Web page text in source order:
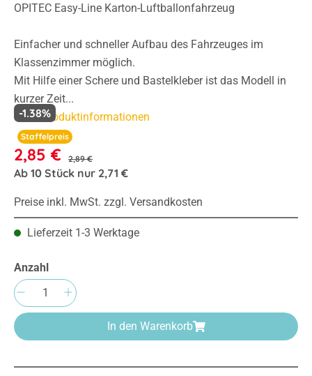
OPITEC Easy-Line Karton-Luftballonfahrzeug
Einfacher und schneller Aufbau des Fahrzeuges im
Klassenzimmer möglich.
Mit Hilfe einer Schere und Bastelkleber ist das Modell in
kurzer Zeit...
Mehr Produktinformationen
Staffelpreis
2,85 € 2,89 €
-1.38%
Ab 10 Stück nur 2,71 €
Preise inkl. MwSt. zzgl. Versandkosten
Lieferzeit 1-3 Werktage
Anzahl
Produkt Anzahl: Gib den gewünschten
In den Warenkorb